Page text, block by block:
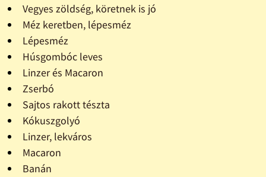
Vegyes zöldség, köretnek is jó
Méz keretben, lépesméz
Lépesméz
Húsgombóc leves
Linzer és Macaron
Zserbó
Sajtos rakott tészta
Kókuszgolyó
Linzer, lekváros
Macaron
Banán